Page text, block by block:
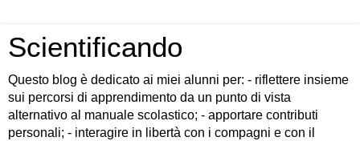
Scientificando
Questo blog è dedicato ai miei alunni per: - riflettere insieme
sui percorsi di apprendimento da un punto di vista
alternativo al manuale scolastico; - apportare contributi
personali; - interagire in libertà con i compagni e con il